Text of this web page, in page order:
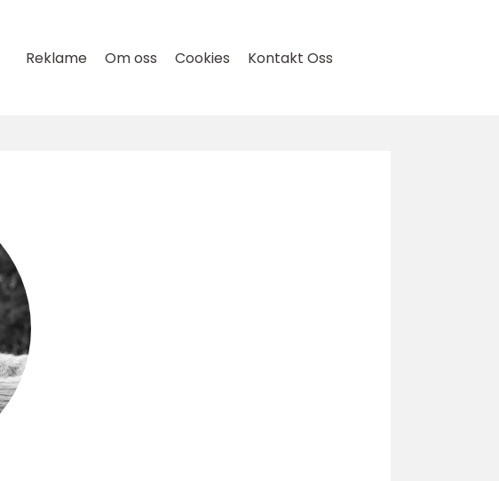
Reklame Om oss Cookies Kontakt Oss